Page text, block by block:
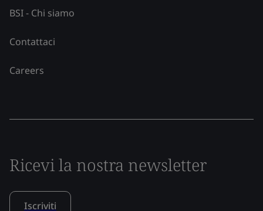
BSI - Chi siamo
Contattaci
Careers
Ricevi la nostra newsletter
Iscriviti